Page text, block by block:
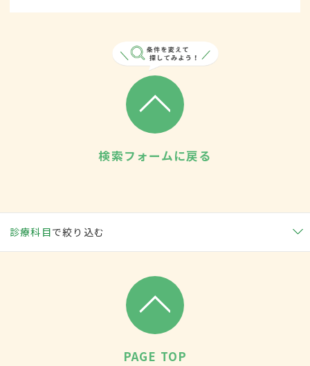
検索フォームに戻る
診療科目で絞り込む
PAGE TOP